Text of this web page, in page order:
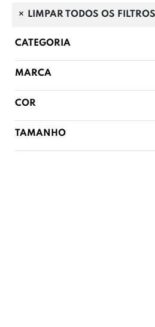
LIMPAR TODOS OS FILTROS
CATEGORIA
MARCA
COR
TAMANHO